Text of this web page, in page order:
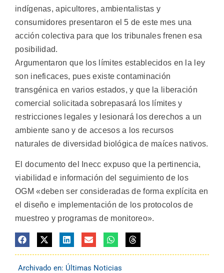
indígenas, apicultores, ambientalistas y
consumidores presentaron el 5 de este mes una
acción colectiva para que los tribunales frenen esa
posibilidad.
Argumentaron que los lí­mites establecidos en la ley
son ineficaces, pues existe contaminación
transgénica en varios estados, y que la liberación
comercial solicitada sobrepasará los lí­mites y
restricciones legales y lesionará los derechos a un
ambiente sano y de accesos a los recursos
naturales de diversidad biológica de maíces nativos.
El documento del Inecc expuso que la pertinencia,
viabilidad e información del seguimiento de los
OGM «deben ser consideradas de forma explícita en
el diseño e implementación de los protocolos de
muestreo y programas de monitoreo».
Archivado en: Últimas Noticias